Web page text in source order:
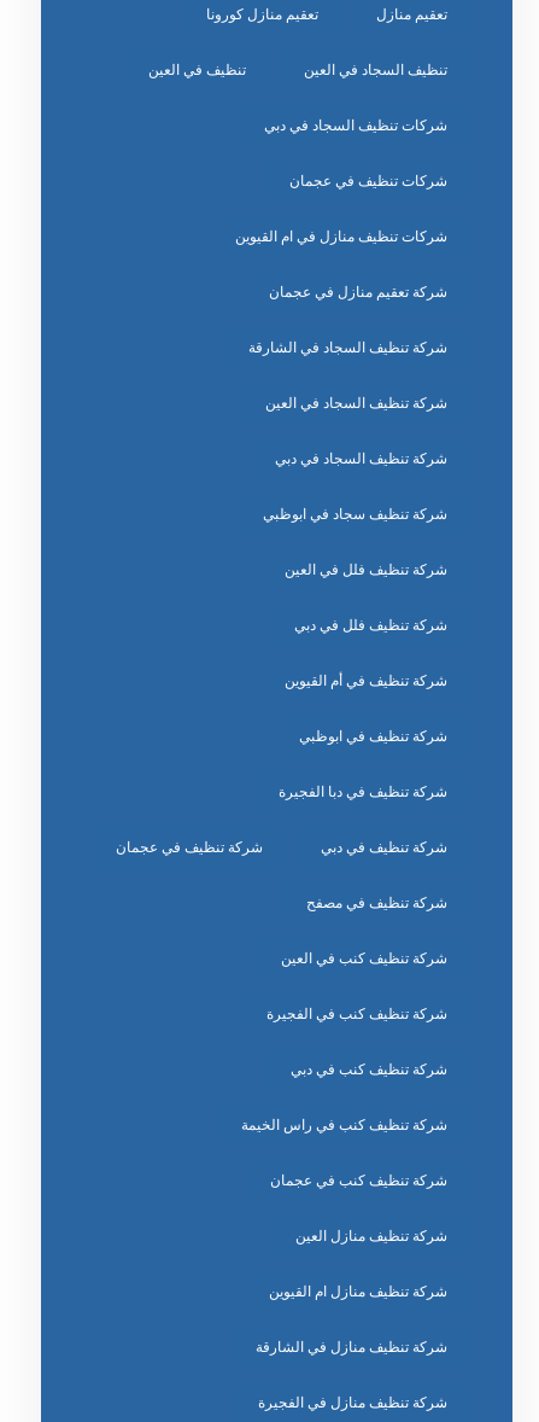
تعقيم منازل تعقيم منازل كورونا
تنظيف السجاد في العين تنظيف في العين
شركات تنظيف السجاد في دبي
شركات تنظيف في عجمان
شركات تنظيف منازل في ام القيوين
شركة تعقيم منازل في عجمان
شركة تنظيف السجاد في الشارقة
شركة تنظيف السجاد في العين
شركة تنظيف السجاد في دبي
شركة تنظيف سجاد في ابوظبي
شركة تنظيف فلل في العين
شركة تنظيف فلل في دبي
شركة تنظيف في أم القيوين
شركة تنظيف في ابوظبي
شركة تنظيف في دبا الفجيرة
شركة تنظيف في دبي شركة تنظيف في عجمان
شركة تنظيف في مصفح
شركة تنظيف كنب في العين
شركة تنظيف كنب في الفجيرة
شركة تنظيف كنب في دبي
شركة تنظيف كنب في راس الخيمة
شركة تنظيف كنب في عجمان
شركة تنظيف منازل العين
شركة تنظيف منازل ام القيوين
شركة تنظيف منازل في الشارقة
شركة تنظيف منازل في الفجيرة